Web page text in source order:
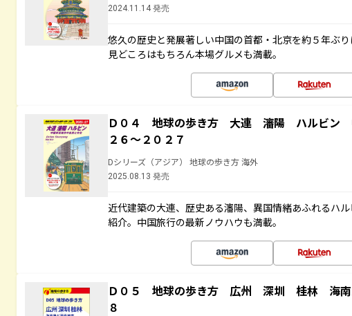
2024.11.14 発売
悠久の歴史と発展著しい中国の首都・北京を約５年ぶ
見どころはもちろん本場グルメも満載。
Ｄ０４ 地球の歩き方 大連 瀋陽 ハルビン
２６～２０２７
Dシリーズ（アジア） 地球の歩き方 海外
2025.08.13 発売
近代建築の大連、歴史ある瀋陽、異国情緒あふれるハ
紹介。中国旅行の最新ノウハウも満載。
Ｄ０５ 地球の歩き方 広州 深圳 桂林 海南
８